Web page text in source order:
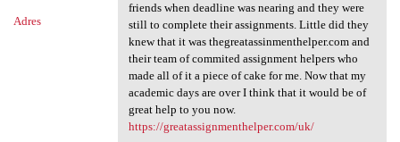
Adres
friends when deadline was nearing and they were
still to complete their assignments. Little did they
knew that it was thegreatassinmenthelper.com and
their team of commited assignment helpers who
made all of it a piece of cake for me. Now that my
academic days are over I think that it would be of
great help to you now.
https://greatassignmenthelper.com/uk/